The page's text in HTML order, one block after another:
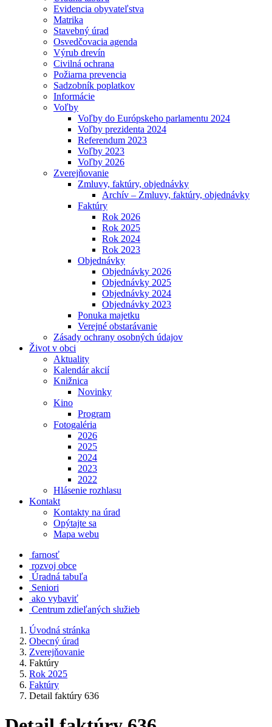
Evidencia obyvateľstva
Matrika
Stavebný úrad
Osvedčovacia agenda
Výrub drevín
Civilná ochrana
Požiarna prevencia
Sadzobník poplatkov
Informácie
Voľby
Voľby do Európskeho parlamentu 2024
Voľby prezidenta 2024
Referendum 2023
Voľby 2023
Voľby 2026
Zverejňovanie
Zmluvy, faktúry, objednávky
Archív – Zmluvy, faktúry, objednávky
Faktúry
Rok 2026
Rok 2025
Rok 2024
Rok 2023
Objednávky
Objednávky 2026
Objednávky 2025
Objednávky 2024
Objednávky 2023
Ponuka majetku
Verejné obstarávanie
Zásady ochrany osobných údajov
Život v obci
Aktuality
Kalendár akcií
Knižnica
Novinky
Kino
Program
Fotogaléria
2026
2025
2024
2023
2022
Hlásenie rozhlasu
Kontakt
Kontakty na úrad
Opýtajte sa
Mapa webu
farnosť
rozvoj obce
Úradná tabuľa
Seniori
ako vybaviť
Centrum zdieľaných služieb
Úvodná stránka
Obecný úrad
Zverejňovanie
Faktúry
Rok 2025
Faktúry
Detail faktúry 636